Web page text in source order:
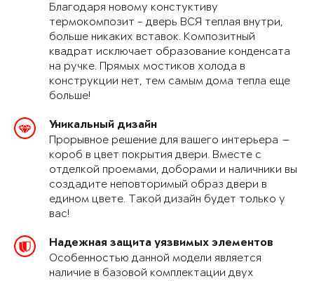
Благодаря новому констуктиву
термокомпозит - дверь ВСЯ теплая внутри,
больше никаких вставок. Композитный
квадрат исключает образование конденсата
на ручке. Прямых мостиков холода в
конструкции нет, тем самым дома тепла еще
больше!
Уникальный дизайн
Прорывное решение для вашего интерьера —
короб в цвет покрытия двери. Вместе с
отделкой проемами, доборами и наличники вы
создадите неповторимый образ двери в
едином цвете. Такой дизайн будет только у
вас!
Надежная защита уязвимых элементов
Особенностью данной модели является
наличие в базовой комплектации двух